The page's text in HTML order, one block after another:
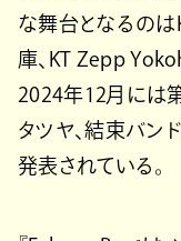
な舞台となるのは
庫、KT Zepp
2024年12月には
タツヤ、結束バン
発表されている。